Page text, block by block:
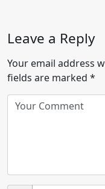
Leave a Reply
Your email address
fields are marked *